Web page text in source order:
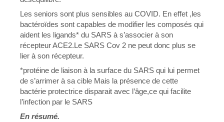
Les seniors sont plus sensibles au COVID. En effet ,les
bactéroïdes sont capables de modifier les composés qui
aident les ligands* du SARS à s’associer à son
récepteur ACE2.Le SARS Cov 2 ne peut donc plus se
lier à son récepteur.
*protéine de liaison à la surface du SARS qui lui permet
de s’arrimer à sa cible Mais la présence de cette
bactérie protectrice disparait avec l’âge,ce qui facilite
l’infection par le SARS
En résumé.